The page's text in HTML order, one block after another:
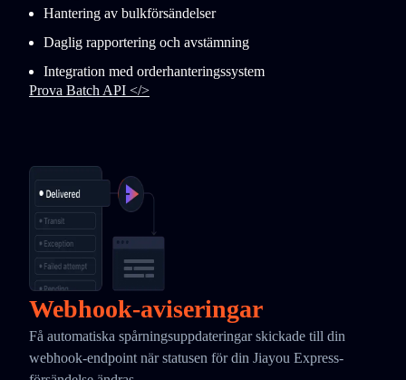
Hantering av bulkförsändelser
Daglig rapportering och avstämning
Integration med orderhanteringssystem
Prova Batch API </>
Webhook-aviseringar
Få automatiska spårningsuppdateringar skickade till din
webhook-endpoint när statusen för din Jiayou Express-